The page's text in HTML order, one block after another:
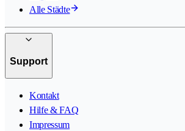
Alle Städte
Support
Kontakt
Hilfe & FAQ
Impressum